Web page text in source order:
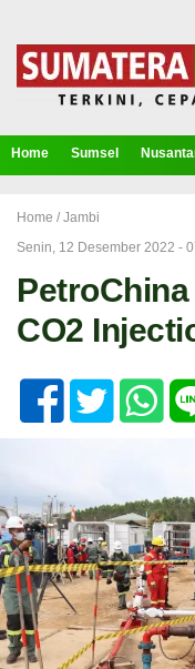
Home Sumsel
Home / Jambi
Senin, 12 Desember 2022 -
CO2